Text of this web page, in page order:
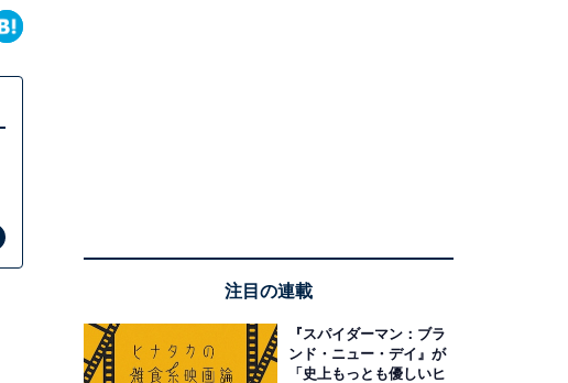
注目の連載
『スパイダーマン：ブラ
ンド・ニュー・デイ』が
「史上もっとも優しいヒ